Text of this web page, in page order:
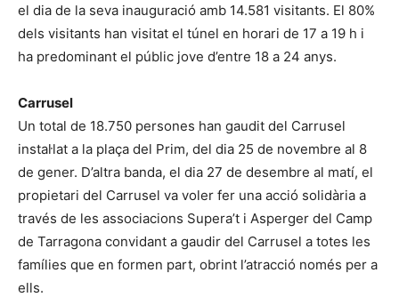
el dia de la seva inauguració amb 14.581 visitants. El 80%
dels visitants han visitat el túnel en horari de 17 a 19 h i
ha predominant el públic jove d’entre 18 a 24 anys.
Carrusel
Un total de 18.750 persones han gaudit del Carrusel
instal·lat a la plaça del Prim, del dia 25 de novembre al 8
de gener. D’altra banda, el dia 27 de desembre al matí, el
propietari del Carrusel va voler fer una acció solidària a
través de les associacions Supera’t i Asperger del Camp
de Tarragona convidant a gaudir del Carrusel a totes les
famílies que en formen part, obrint l’atracció només per a
ells.